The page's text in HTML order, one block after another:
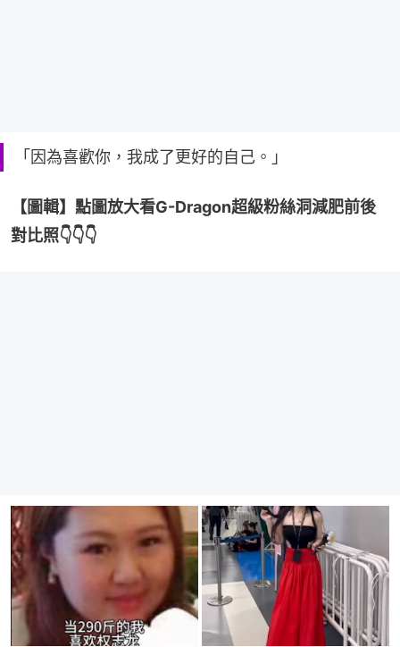
「因為喜歡你，我成了更好的自己。」
【圖輯】點圖放大看G-Dragon超級粉絲洞減肥前後
對比照👇👇👇